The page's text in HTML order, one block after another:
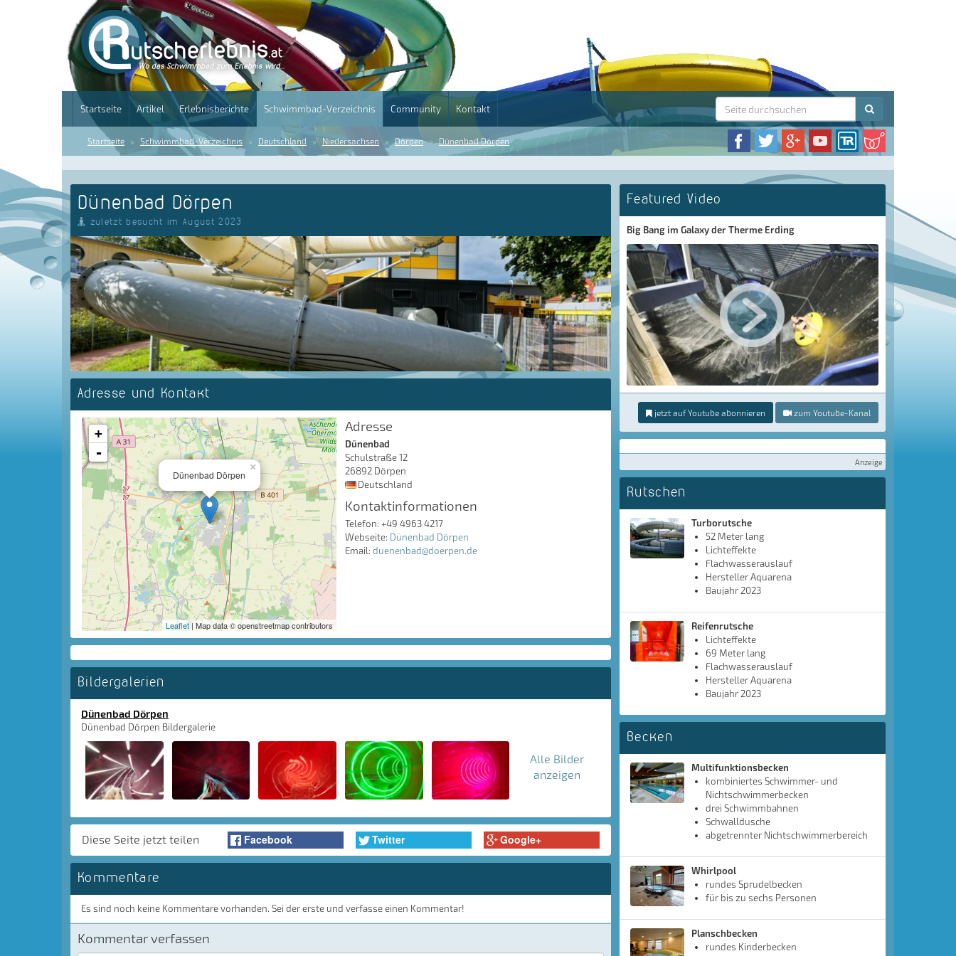
Startseite Artikel Erlebnisberichte Schwimmbad-Verzeichnis Community Kontakt
Startseite Schwimmbad-Verzeichnis Deutschland Niedersachsen Dörpen Dünenbad Dörpen
Dünenbad Dörpen
zuletzt besucht im August 2023
Adresse und Kontakt
×
Dünenbad Dörpen
+
-
Leaflet | Map data © openstreetmap contributors
Adresse
Dünenbad
Schulstraße 12
26892 Dörpen
Deutschland
Kontaktinformationen
Telefon: +49 4963 4217
Webseite: Dünenbad Dörpen
Email: duenenbad@doerpen.de
Bildergalerien
Dünenbad Dörpen
Dünenbad Dörpen Bildergalerie
Alle Bilder
anzeigen
Diese Seite jetzt teilen Facebook Twitter Google+
Kommentare
Es sind noch keine Kommentare vorhanden. Sei der erste und verfasse einen Kommentar!
Kommentar verfassen
Featured Video
Big Bang im Galaxy der Therme Erding
jetzt auf Youtube abonnieren zum Youtube-Kanal
Anzeige
Rutschen
Turborutsche
52 Meter lang
Lichteffekte
Flachwasserauslauf
Hersteller Aquarena
Baujahr 2023
Reifenrutsche
Lichteffekte
69 Meter lang
Flachwasserauslauf
Hersteller Aquarena
Baujahr 2023
Becken
Multifunktionsbecken
kombiniertes Schwimmer- und
Nichtschwimmerbecken
drei Schwimmbahnen
Schwalldusche
abgetrennter Nichtschwimmerbereich
Whirlpool
rundes Sprudelbecken
für bis zu sechs Personen
Planschbecken
rundes Kinderbecken